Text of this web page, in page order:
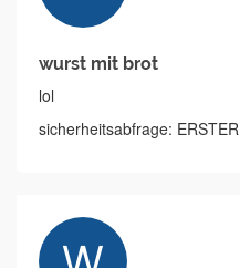
wurst mit brot
lol
sicherheitsabfrage: ERSTER